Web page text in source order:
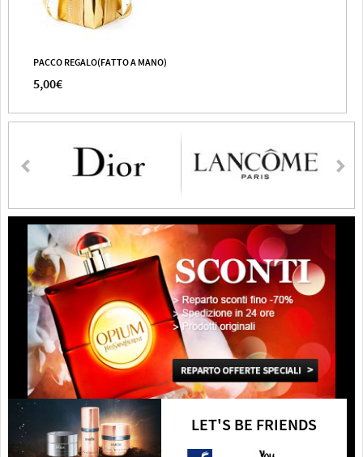
PACCO REGALO(FATTO A MANO)
5,00€
LET'S BE FRIENDS